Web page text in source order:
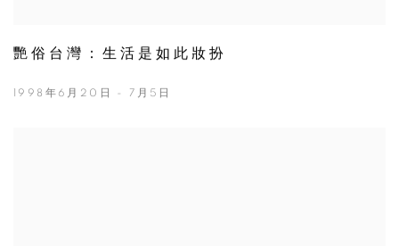
艷俗台灣：生活是如此妝扮
1998年6月20日 - 7月5日